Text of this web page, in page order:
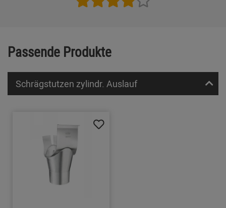
Passende Produkte
Schrägstutzen zylindr. Auslauf